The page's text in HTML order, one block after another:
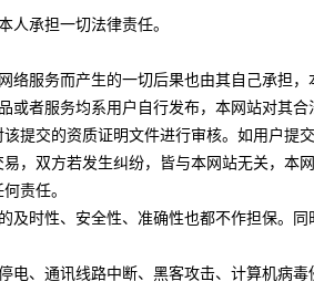
人承担一切法律责任。
服务而产生的一切后果也由其自己承担，
者服务均系用户自行发布，本网站对其
提交的资质证明文件进行审核。如用户提
，双方若发生纠纷，皆与本网站无关，本
责任。
时性、安全性、准确性也都不作担保。
、通讯线路中断、黑客攻击、计算机病